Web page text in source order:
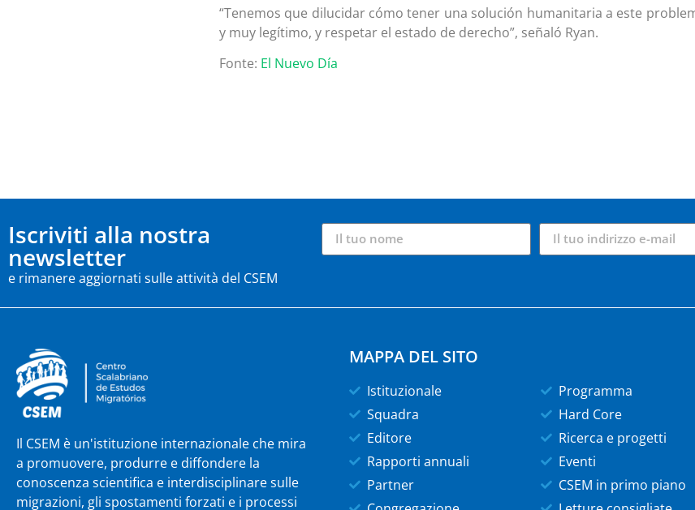
“Tenemos que dilucidar cómo tener una solución humanitaria a este
y muy legítimo, y respetar el estado de derecho”, señaló Ryan.
Fonte: El Nuevo Día
Iscriviti alla nostra
newsletter
e rimanere aggiornati sulle attività del CSEM
Il CSEM è un'istituzione internazionale che mira
a promuovere, produrre e diffondere la
conoscenza scientifica e interdisciplinare sulle
migrazioni, gli spostamenti forzati e i processi
MAPPA DEL SITO
Istituzionale
Squadra
Editore
Rapporti annuali
Partner
Programma
Hard Core
Ricerca e progetti
Eventi
CSEM in primo piano